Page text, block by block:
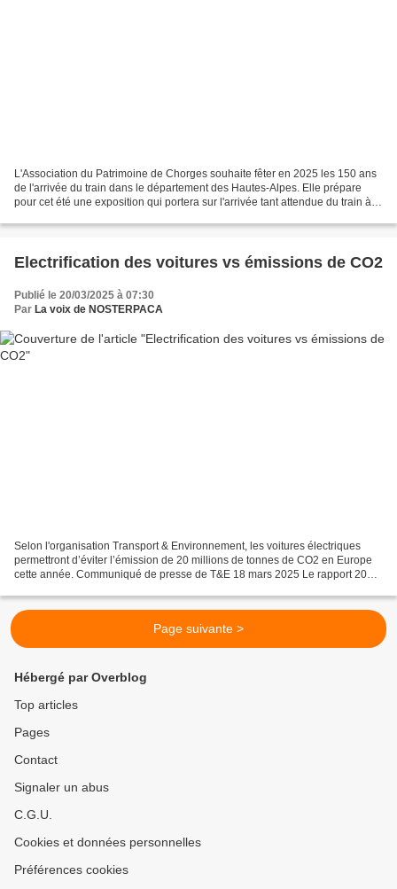
L'Association du Patrimoine de Chorges souhaite fêter en 2025 les 150 ans
de l'arrivée du train dans le département des Hautes-Alpes. Elle prépare
pour cet été une exposition qui portera sur l'arrivée tant attendue du train à
Electrification des voitures vs émissions de CO2
Publié le 20/03/2025 à 07:30
Par La voix de NOSTERPACA
Selon l'organisation Transport & Environnement, les voitures électriques
permettront d’éviter l’émission de 20 millions de tonnes de CO2 en Europe
cette année. Communiqué de presse de T&E 18 mars 2025 Le rapport 2025
Page suivante >
Hébergé par Overblog
Top articles
Pages
Contact
Signaler un abus
C.G.U.
Cookies et données personnelles
Préférences cookies